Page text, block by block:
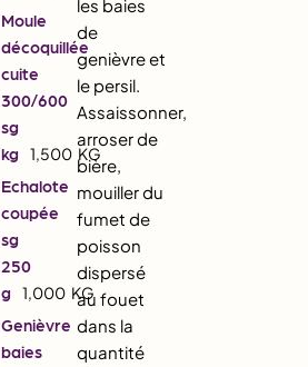
Moule
décoquillée
cuite
300/600
sg
kg
1,500 KG
Echalote
coupée
sg
250
g
1,000 KG
Genièvre
baies
les baies
de
genièvre et
le persil.
Assaissonner,
arroser de
bière,
mouiller du
fumet de
poisson
dispersé
au fouet
dans la
quantité